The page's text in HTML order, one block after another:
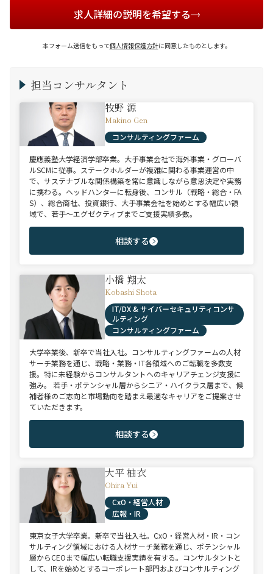
求人詳細の説明を希望する
本フォーム送信をもって個人情報保護方針に同意したものとします。
担当コンサルタント
牧野 源
Makino Gen
コンサルティングファーム
慶應義塾大学経済学部卒業。大手事業会社で海外事業・グローバ
ルSCMに従事。ステークホルダーが複雑に関わる事業運営の中
で、サステナブルな関係構築を常に意識しながら意思決定や実務
に携わる。ヘッドハンターに転身後、コンサル（戦略・総合・FA
S）、総合商社、投資銀行、大手事業会社を始めとする幅広い領
域で、若手～エグゼクティブまでご支援実績多数。
相談する
小橋 翔太
Kobashi Shota
IT/DX & サイバーセキュリティコンサ
ルティング
コンサルティングファーム
大学卒業後、新卒で当社入社。コンサルティングファームの人材
サーチ業務を通じ、戦略・業務・IT各領域へのご転職を多数支
援。特に未経験からコンサルタントへのキャリアチェンジ支援に
強み。 若手・ポテンシャル層からシニア・ハイクラス層まで、候
補者様のご志向と市場動向を踏まえ最適なキャリアをご提案させ
ていただきます。
相談する
大平 柚衣
Ohira Yui
CxO・経営人材
広報・IR
東京女子大学卒業。新卒で当社入社。CxO・経営人材・IR・コン
サルティング領域における人材サーチ業務を通じ、ポテンシャル
層からCEOまで幅広い転職支援実績を有する。コンサルタントと
して、IRを始めとするコーポレート部門およびコンサルティング